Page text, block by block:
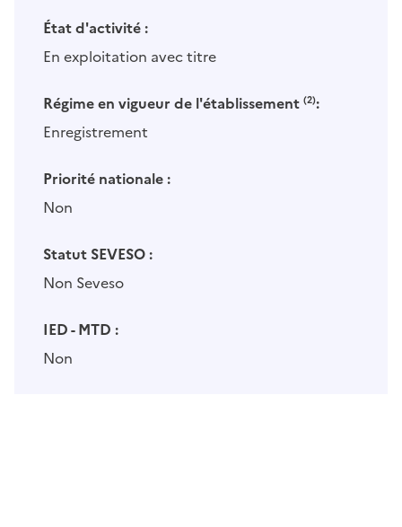
État d'activité :
En exploitation avec titre
Régime en vigueur de l'établissement (2):
Enregistrement
Priorité nationale :
Non
Statut SEVESO :
Non Seveso
IED - MTD :
Non